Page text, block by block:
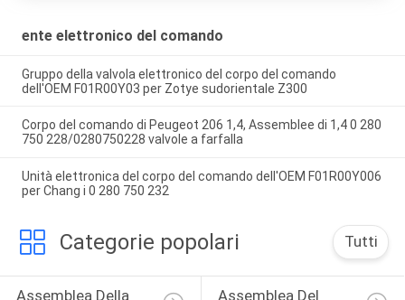
ente elettronico del comando
Gruppo della valvola elettronico del corpo del comando
dell'OEM F01R00Y03 per Zotye sudorientale Z300
Corpo del comando di Peugeot 206 1,4, Assemblee di 1,4 0 280
750 228/0280750228 valvole a farfalla
Unità elettronica del corpo del comando dell'OEM F01R00Y006
per Chang i 0 280 750 232
Categorie popolari Tutti
Assemblea Della Assemblea Del